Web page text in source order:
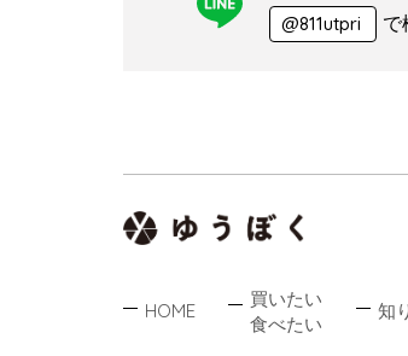
@811utpri で
HOME
買いたい
食べたい
知